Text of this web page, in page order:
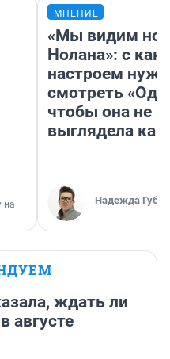
на
МНЕНИЕ
«Мы видим
Нолана»: с
настроем
смотреть
чтобы она не
выглядела как
Надежда
ждать ли
августе